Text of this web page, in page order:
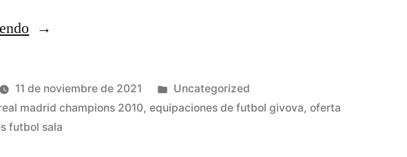
«Copa
De
Fútbol»
11 de noviembre de 2021
Publicado
en
Uncategorized
madrid champions 2010,equipaciones de futbol givova,oferta
futbol sala